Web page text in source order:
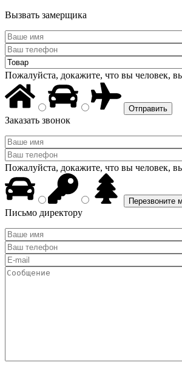
Вызвать замерщика
Пожалуйста, докажите, что вы человек,
Заказать звонок
Пожалуйста, докажите, что вы человек,
Письмо директору